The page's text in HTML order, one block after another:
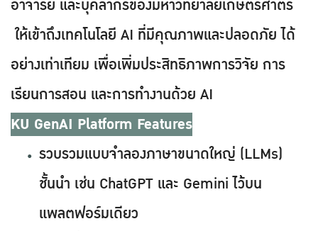
อาจารย์ และบุคลากรของมหาวิทยาลัยเกษตรศาตร์
ให้เข้าถึงเทคโนโลยี AI ที่มีคุณภาพและปลอดภัย ได้
อย่างเท่าเทียม เพื่อเพิ่มประสิทธิภาพการวิจัย การ
เรียนการสอน และการทำงานด้วย AI
KU GenAI Platform Features
รวบรวมแบบจำลองภาษาขนาดใหญ่ (LLMs)
ชั้นนำ เช่น ChatGPT และ Gemini ไว้บน
แพลตฟอร์มเดียว